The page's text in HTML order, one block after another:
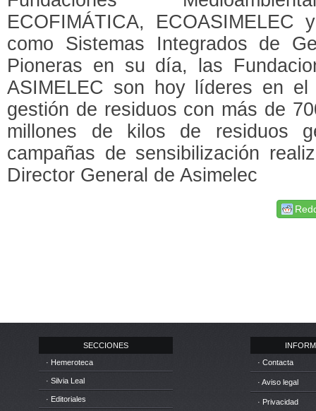
ECOFIMÁTICA, ECOASIMELEC
como Sistemas Integrados de
Pioneras en su día, las
ASIMELEC son hoy líderes en
gestión de residuos con más de
millones de kilos de residuos
campañas de sensibilización
Director General de Asimelec
SECCIONES
· Hemeroteca
· Silvia Leal
· Editoriales
· Contacta
· Aviso legal
· Privacidad